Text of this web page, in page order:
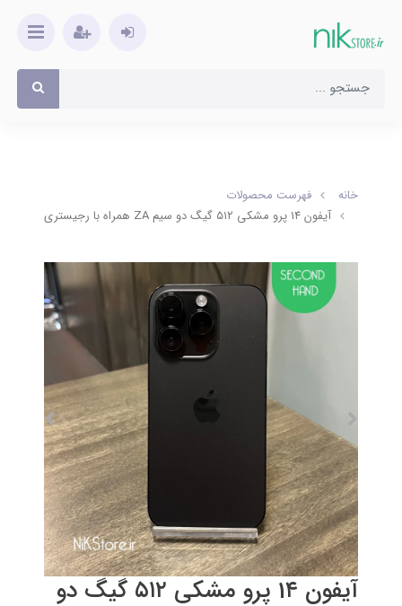
خانه
فهرست محصولات
آیفون 1۴ پرو مشکی ۵۱۲ گیگ دو سیم ZA همراه با رجیستری (کارکرده)
آیفون 1۴ پرو مشکی ۵۱۲ گیگ دو